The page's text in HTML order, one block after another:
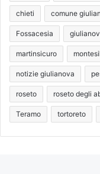
chieti comune
Fossacesia
martinsicuro
notizie giulianova
roseto roseto degli
Teramo tortoreto